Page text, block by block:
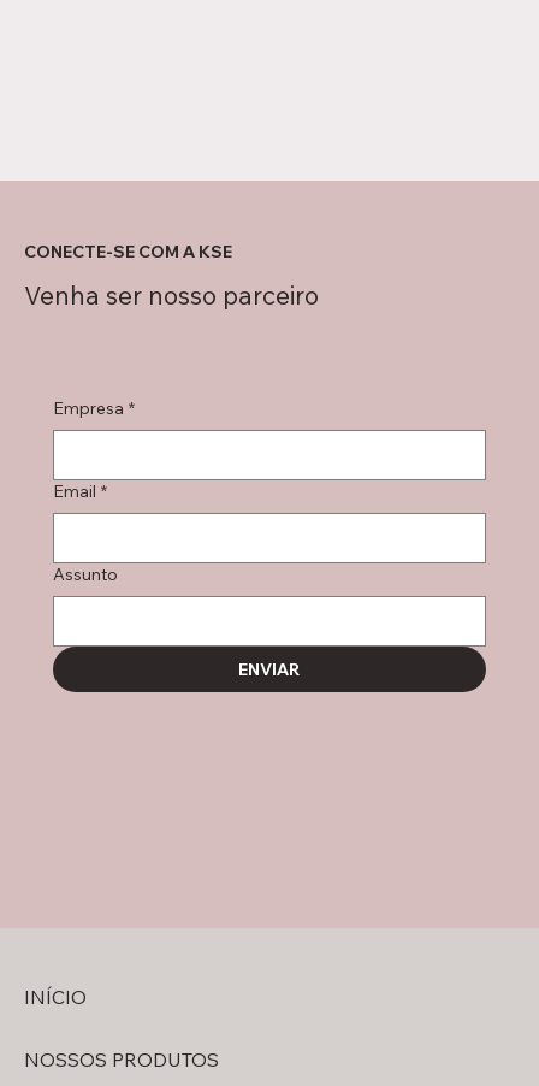
Venha ser nosso parceiro
CONECTE-SE COM A KSE
Empresa *
Email *
Assunto
ENVIAR
INÍCIO
NOSSOS PRODUTOS